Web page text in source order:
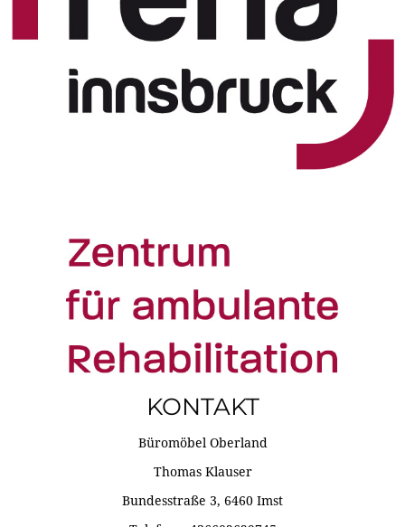
KONTAKT
Büromöbel Oberland
Thomas Klauser
Bundesstraße 3, 6460 Imst